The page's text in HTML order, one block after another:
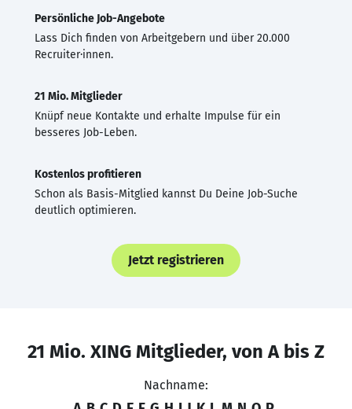
Persönliche Job-Angebote
Lass Dich finden von Arbeitgebern und über 20.000
Recruiter·innen.
21 Mio. Mitglieder
Knüpf neue Kontakte und erhalte Impulse für ein
besseres Job-Leben.
Kostenlos profitieren
Schon als Basis-Mitglied kannst Du Deine Job-Suche
deutlich optimieren.
Jetzt registrieren
21 Mio. XING Mitglieder, von A bis Z
Nachname: